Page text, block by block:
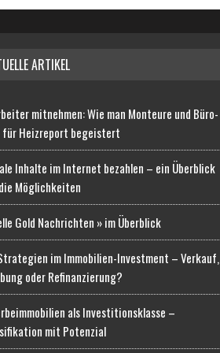
ARTIKEL
mitnehmen: Wie man Monteure und Büro-
für Heizreport begeistert
Inhalte im Internet bezahlen – ein Überblick
Möglichkeiten
Gold Nachrichten » im Überblick
im Immobilien-Investment – Verkauf,
oder Refinanzierung?
als Investitionsklasse –
mit Potenzial